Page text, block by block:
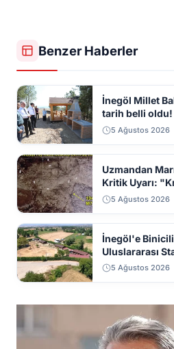
Benzer Haberler
İnegöl Millet
tarih belli oldu!
5 Ağustos 2026
Uzmandan
Kritik Uyarı:
5 Ağustos 2026
İnegöl'e
Uluslararası
Geliyor
5 Ağustos 2026